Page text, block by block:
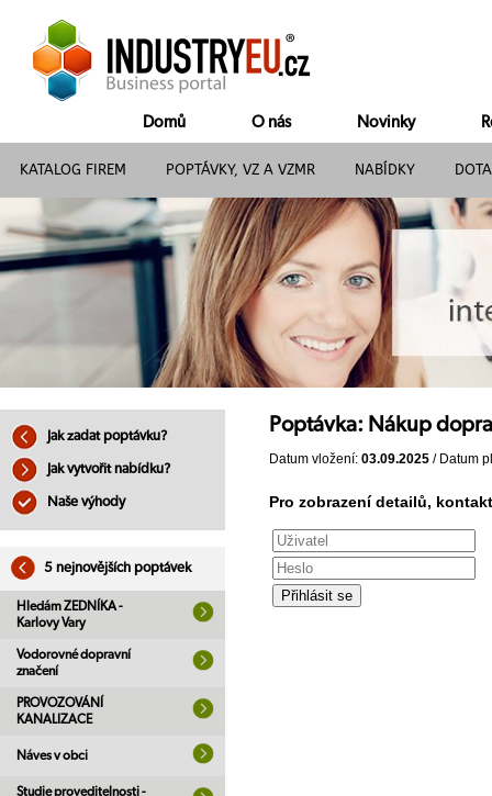
Domů O nás Novinky
KATALOG FIREM POPTÁVKY, VZ A VZMR NABÍDKY
Jak zadat poptávku?
Jak vytvořit nabídku?
Naše výhody
5 nejnovějších poptávek
Hledám ZEDNÍKA -
Karlovy Vary
Vodorovné dopravní
značení
PROVOZOVÁNÍ
KANALIZACE
Náves v obci
Studie proveditelnosti -
Poptávka: Nákup
Datum vložení: 03.09.2025 / Datum
Pro zobrazení detailů,